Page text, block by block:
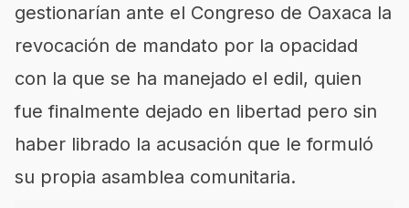
gestionarían ante el Congreso de Oaxaca la
revocación de mandato por la opacidad
con la que se ha manejado el edil, quien
fue finalmente dejado en libertad pero sin
haber librado la acusación que le formuló
su propia asamblea comunitaria.